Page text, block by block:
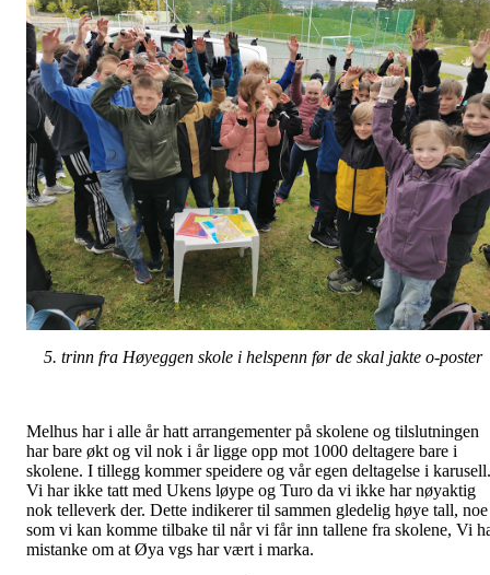
5. trinn fra Høyeggen skole i helspenn før de skal jakte o-poster
Melhus har i alle år hatt arrangementer på skolene og tilslutningen
har bare økt og vil nok i år ligge opp mot 1000 deltagere bare i
skolene. I tillegg kommer speidere og vår egen deltagelse i karusell.
Vi har ikke tatt med Ukens løype og Turo da vi ikke har nøyaktig
nok telleverk der. Dette indikerer til sammen gledelig høye tall, noe
som vi kan komme tilbake til når vi får inn tallene fra skolene, Vi
mistanke om at Øya vgs har vært i marka.